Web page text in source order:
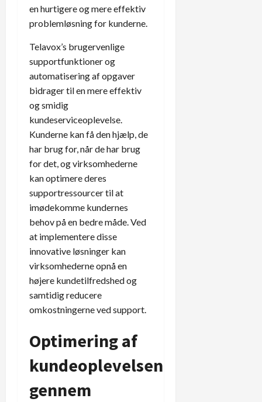
en hurtigere og mere effektiv
problemløsning for kunderne.
Telavox’s brugervenlige
supportfunktioner og
automatisering af opgaver
bidrager til en mere effektiv
og smidig
kundeserviceoplevelse.
Kunderne kan få den hjælp, de
har brug for, når de har brug
for det, og virksomhederne
kan optimere deres
supportressourcer til at
imødekomme kundernes
behov på en bedre måde. Ved
at implementere disse
innovative løsninger kan
virksomhederne opnå en
højere kundetilfredshed og
samtidig reducere
omkostningerne ved support.
Optimering af
kundeoplevelsen
gennem